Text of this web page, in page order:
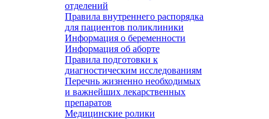
отделений
Правила внутреннего распорядка
для пациентов поликлиники
Информация о беременности
Информация об аборте
Правила подготовки к
диагностическим исследованиям
Перечнь жизненно необходимых
и важнейших лекарственных
препаратов
Медицинские ролики